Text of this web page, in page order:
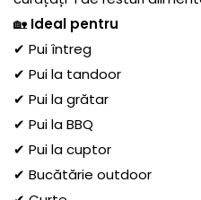
🏡 Ideal pentru
✔ Pui întreg
✔ Pui la tandoor
✔ Pui la grătar
✔ Pui la BBQ
✔ Pui la cuptor
✔ Bucătărie outdoor